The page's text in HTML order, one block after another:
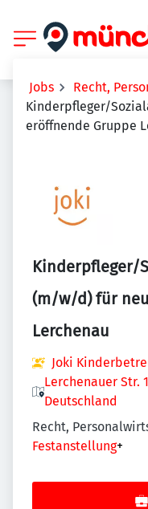
Jobs
Recht,
Kinderpfleger/
eröffnende Gruppe
Kinderpfleger/
(m/w/d) für
Lerchenau
Joki
Lerchenauer Str.
Deutschland
Recht,
Festanstellung+